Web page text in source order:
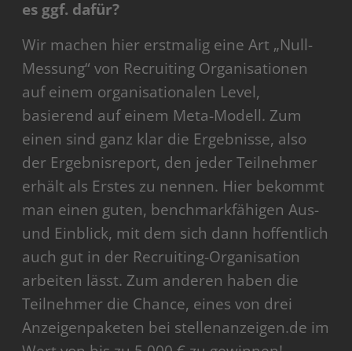
es ggf. dafür?
Wir machen hier erstmalig eine Art „Null-
Messung“ von Recruiting Organisationen
auf einem organisationalen Level,
basierend auf einem Meta-Modell. Zum
einen sind ganz klar die Ergebnisse, also
der Ergebnisreport, den jeder Teilnehmer
erhält als Erstes zu nennen. Hier bekommt
man einen guten, benchmarkfähigen Aus-
und Einblick, mit dem sich dann hoffentlich
auch gut in der Recruiting-Organisation
arbeiten lässt. Zum anderen haben die
Teilnehmer die Chance, eines von drei
Anzeigenpaketen bei stellenanzeigen.de im